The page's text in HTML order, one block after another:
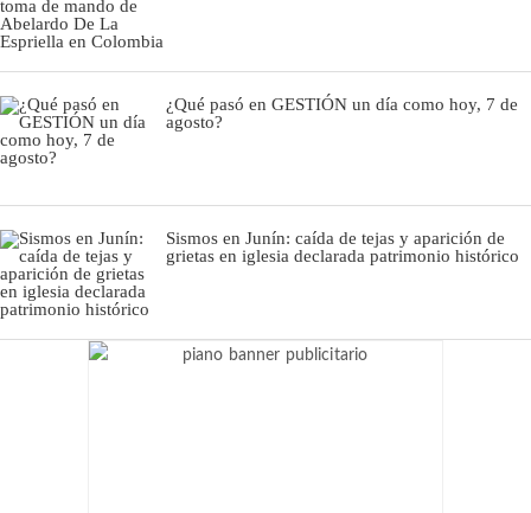
¿Qué pasó en GESTIÓN un día como hoy, 7 de
agosto?
Sismos en Junín: caída de tejas y aparición de
grietas en iglesia declarada patrimonio histórico